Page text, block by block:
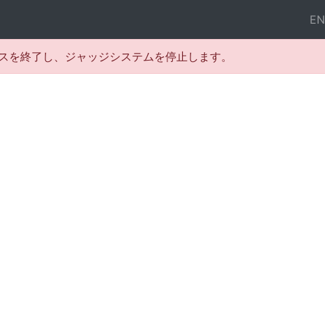
EN
終了し、ジャッジシステムを停止します。